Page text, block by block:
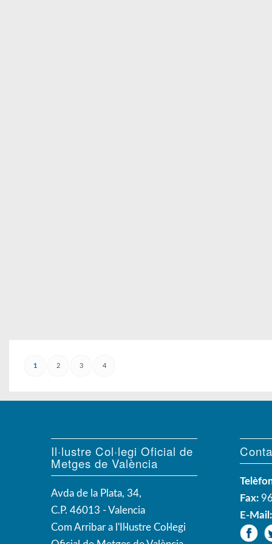
1 2 3 4
Il·lustre Col·legi Oficial de
Metges de València
Avda de la Plata, 34,
C.P. 46013 - Valencia
Com Arribar a l'Il·lustre Col·legi
Fax:
E-